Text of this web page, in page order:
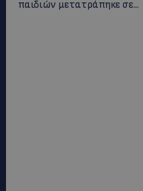
παιδιών μετατράπηκε σε...